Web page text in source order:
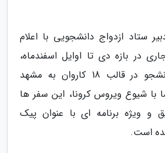
ستاد ازدواج دانشجویی با اعلام
در بازه دی تا اوایل اسفندماه،
حدود 8هزار زوج دانشجو در قالب 18 کاروان به مشهد
با شیوع ویروس کرونا، این سفر ها
و ویژه برنامه ای با عنوان پیک
است.